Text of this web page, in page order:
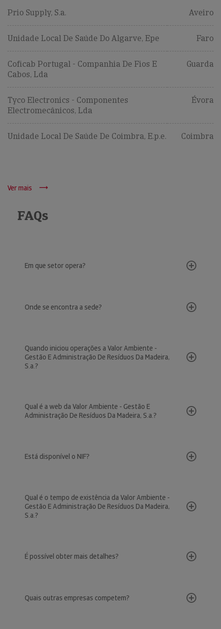
Prio Supply, S.a. Aveiro
Unidade Local De Saúde Do Algarve, Epe Faro
Coficab Portugal - Companhia De Fios E
Cabos, Lda
Guarda
Tyco Electronics - Componentes
Electromecânicos, Lda
Évora
Unidade Local De Saúde De Coimbra, E.p.e. Coimbra
Ver mais
FAQs
Em que setor opera?
Onde se encontra a sede?
Quando iniciou operações a Valor Ambiente -
Gestão E Administração De Resíduos Da Madeira,
S.a.?
Qual é a web da Valor Ambiente - Gestão E
Administração De Resíduos Da Madeira, S.a.?
Está disponível o NIF?
Qual é o tempo de existência da Valor Ambiente -
Gestão E Administração De Resíduos Da Madeira,
S.a.?
É possível obter mais detalhes?
Quais outras empresas competem?